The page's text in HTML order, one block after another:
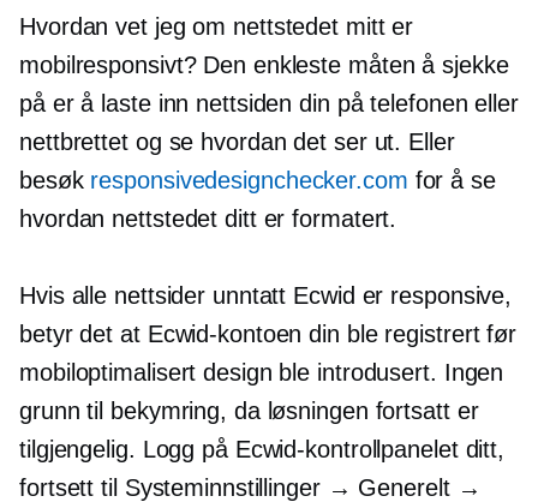
Hvordan vet jeg om nettstedet mitt er
mobilresponsivt? Den enkleste måten å sjekke
på er å laste inn nettsiden din på telefonen eller
nettbrettet og se hvordan det ser ut. Eller
besøk responsivedesignchecker.com for å se
hvordan nettstedet ditt er formatert.
Hvis alle nettsider unntatt Ecwid er responsive,
betyr det at Ecwid-kontoen din ble registrert før
mobiloptimalisert design ble introdusert. Ingen
grunn til bekymring, da løsningen fortsatt er
tilgjengelig. Logg på Ecwid-kontrollpanelet ditt,
fortsett til Systeminnstillinger → Generelt →